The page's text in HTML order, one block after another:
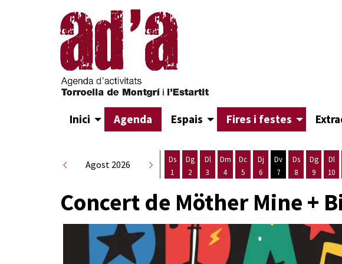
Inici Agenda Espais Fires i festes
Agost 2026
Ds
1
Dg
2
Dl
3
Dm
4
Dc
5
Dj
6
Dv
7
Ds
8
Dg
9
Dl
10
Concert de Möther Mine +